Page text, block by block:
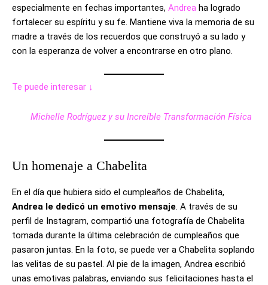
especialmente en fechas importantes, Andrea ha logrado
fortalecer su espíritu y su fe. Mantiene viva la memoria de su
madre a través de los recuerdos que construyó a su lado y
con la esperanza de volver a encontrarse en otro plano.
Te puede interesar ↓
Michelle Rodríguez y su Increíble Transformación Física
Un homenaje a Chabelita
En el día que hubiera sido el cumpleaños de Chabelita,
Andrea le dedicó un emotivo mensaje. A través de su
perfil de Instagram, compartió una fotografía de Chabelita
tomada durante la última celebración de cumpleaños que
pasaron juntas. En la foto, se puede ver a Chabelita soplando
las velitas de su pastel. Al pie de la imagen, Andrea escribió
unas emotivas palabras, enviando sus felicitaciones hasta el